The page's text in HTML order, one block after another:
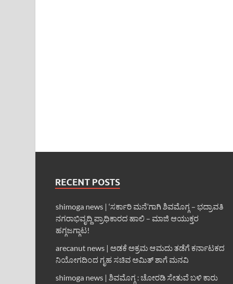
RECENT POSTS
shimoga news | ‘ಸರ್ಕಾರಿ ಮನೆ’ಗಾಗಿ ಶಿವಮೊಗ್ಗ – ಭದ್ರಾವತಿ
ನಗರಾಭಿವೃದ್ದಿ ಪ್ರಾಧಿಕಾರದ ಹಾಲಿ – ಮಾಜಿ ಆಯುಕ್ತರ
ಹಗ್ಗಜಗ್ಗಾಟ!
arecanut news | ಅಡಕೆ ಅಕ್ರಮ ಆಮದು ತಡೆಗೆ ಕರ್ನಾಟಕದ
ನಿಯೋಗದಿಂದ ಗೃಹ ಸಚಿವ ಅಮಿತ್ ಶಾಗೆ ಮನವಿ
shimoga news | ಶಿವಮೊಗ್ಗ : ಚೋರಡಿ ಸೇತುವೆ ಬಳಿ ಕಾರು